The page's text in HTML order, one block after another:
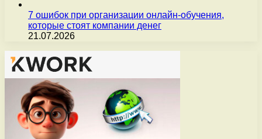
7 ошибок при организации онлайн-обучения,
которые стоят компании денег
21.07.2026